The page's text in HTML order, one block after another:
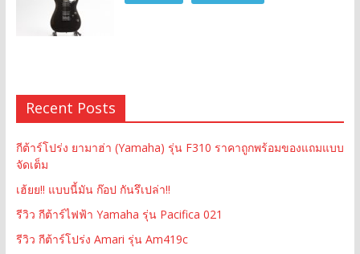
Recent Posts
กีต้าร์โปร่ง ยามาฮ่า (Yamaha) รุ่น F310 ราคาถูกพร้อมของแถมแบบ
จัดเต็ม
เฮ้ยย!! แบบนี้มัน ก๊อป กันรึเปล่า!!
รีวิว กีต้าร์ไฟฟ้า Yamaha รุ่น Pacifica 021
รีวิว กีต้าร์โปร่ง Amari รุ่น Am419c